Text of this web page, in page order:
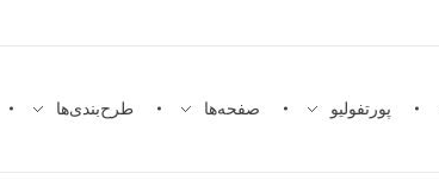
پورتفولیو صفحه‌ها طرح‌بندی‌ها